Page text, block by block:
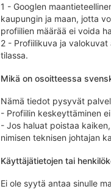
1 - Googlen
kaupungin ja maan, jotta
profiilien määrää ei voida
2 - Profiilikuva ja
tilassa.
Mikä on osoitteessa
Nämä tiedot pysyvät
- Profiilin keskeyttäminen
- Jos haluat poistaa
nimisen teknisen johtajan
Käyttäjätietojen tai
Ei ole syytä antaa sinulle